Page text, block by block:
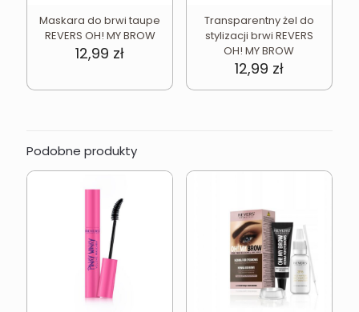
Maskara do brwi taupe
REVERS OH! MY BROW
12,99 zł
Transparentny żel do
stylizacji brwi REVERS
OH! MY BROW
12,99 zł
Podobne produkty